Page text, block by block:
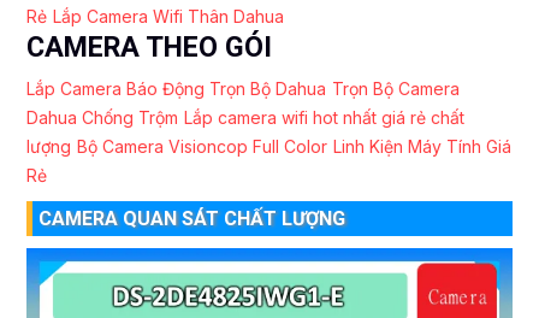
Rẻ Lắp Camera Wifi Thân Dahua
CAMERA THEO GÓI
Lắp Camera Báo Động Trọn Bộ Dahua Trọn Bộ Camera
Dahua Chống Trộm Lắp camera wifi hot nhất giá rẻ chất
lượng Bộ Camera Visioncop Full Color Linh Kiện Máy Tính Giá
Rẻ
CAMERA QUAN SÁT CHẤT LƯỢNG